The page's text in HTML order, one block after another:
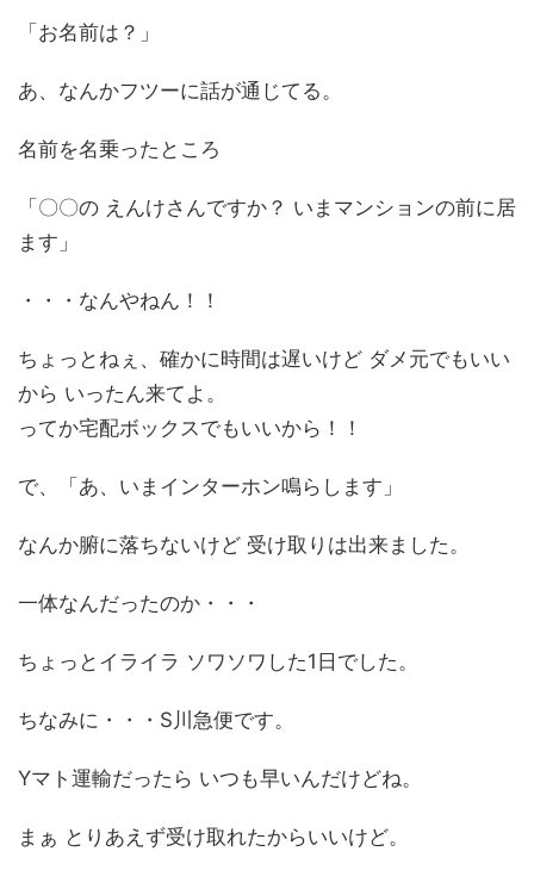
「お名前は？」
あ、なんかフツーに話が通じてる。
名前を名乗ったところ
「〇〇の えんけさんですか？ いまマンションの前に居
ます」
・・・なんやねん！！
ちょっとねぇ、確かに時間は遅いけど ダメ元でもいい
から いったん来てよ。
ってか宅配ボックスでもいいから！！
で、「あ、いまインターホン鳴らします」
なんか腑に落ちないけど 受け取りは出来ました。
一体なんだったのか・・・
ちょっとイライラ ソワソワした1日でした。
ちなみに・・・S川急便です。
Yマト運輸だったら いつも早いんだけどね。
まぁ とりあえず受け取れたからいいけど。